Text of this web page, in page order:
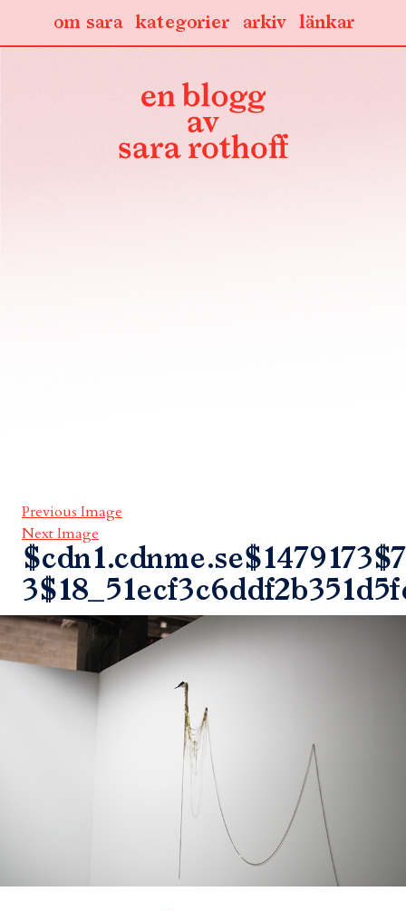
länkar
arkiv
kategorier
om sara
Previous Image
Next Image